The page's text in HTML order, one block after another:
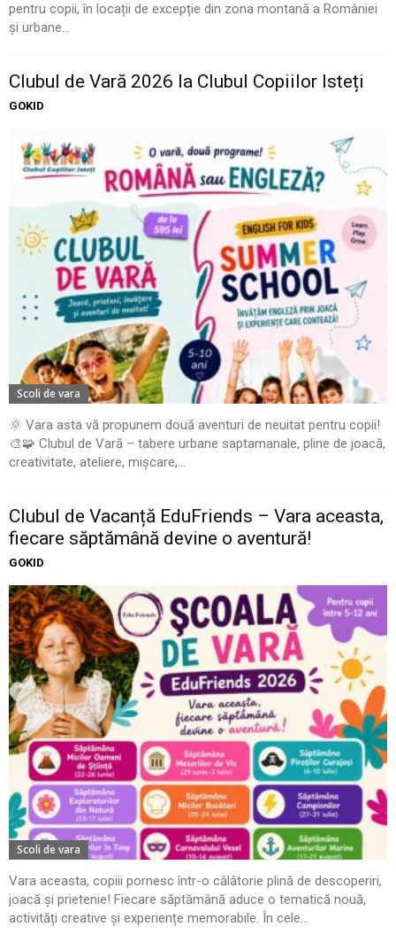
pentru copii, în locații de excepție din zona montană a României
și urbane...
Clubul de Vară 2026 la Clubul Copiilor Isteți
GOKID
Scoli de vara
🌞 Vara asta vă propunem două aventuri de neuitat pentru copii!
🎨🧩 Clubul de Vară – tabere urbane saptamanale, pline de joacă,
creativitate, ateliere, mișcare,...
Clubul de Vacanță EduFriends – Vara aceasta,
fiecare săptămână devine o aventură!
GOKID
Scoli de vara
Vara aceasta, copiii pornesc într-o călătorie plină de descoperiri,
joacă și prietenie! Fiecare săptămână aduce o tematică nouă,
activități creative și experiențe memorabile. În cele...